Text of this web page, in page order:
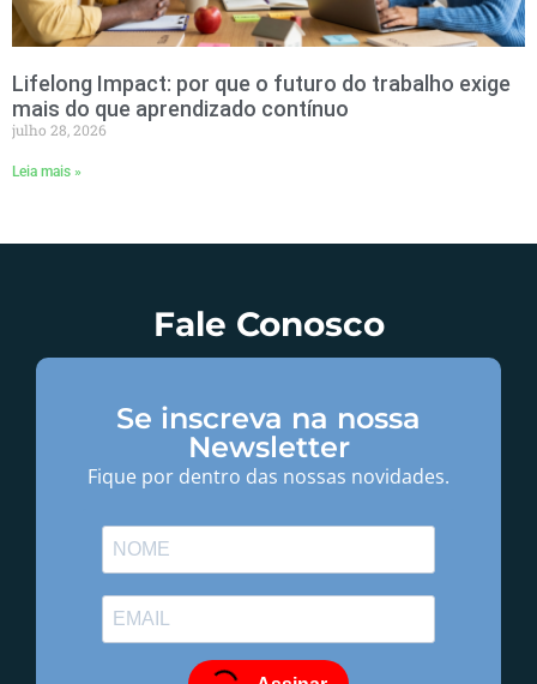
Lifelong Impact: por que o futuro do trabalho exige
mais do que aprendizado contínuo
julho 28, 2026
Leia mais »
Fale Conosco
Se inscreva na nossa
Newsletter
Fique por dentro das nossas novidades.